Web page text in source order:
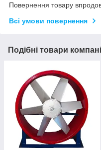
Повернення товару
Всі умови повернення
Подібні товари